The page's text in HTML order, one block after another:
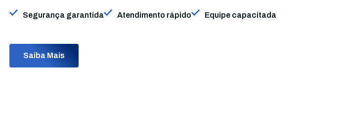
Segurança garantida Atendimento rápido Equipe capacitada
Saiba Mais